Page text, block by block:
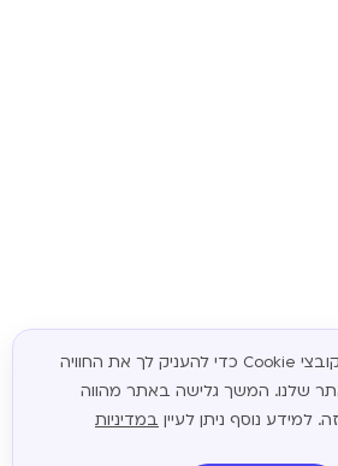
המשך
אנו משתמשים בקובצי Cookie כדי להעניק לך את החוויה
שלנו. המשך גלישה באתר מהווה
למידע נוסף ניתן לעיין במדיניות